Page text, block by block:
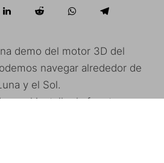
demo del motor 3D del
navegar alrededor de
y el Sol.
al installer la fuente: